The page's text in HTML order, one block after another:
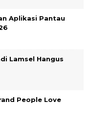
Aplikasi Pantau
Lamsel Hangus
People Love